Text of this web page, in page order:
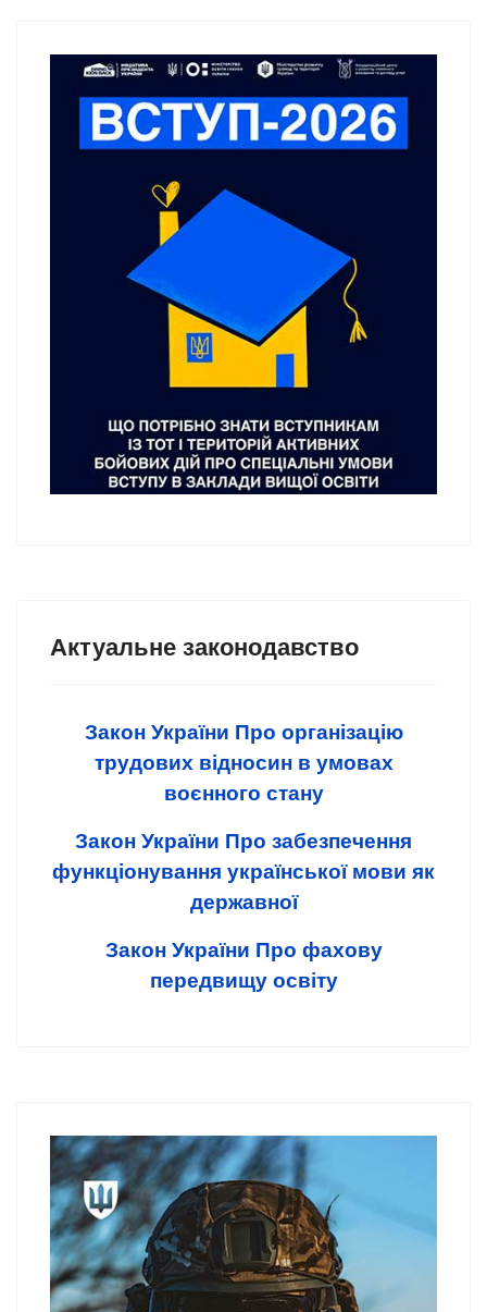
Актуальне законодавство
Закон України Про організацію
трудових відносин в умовах
воєнного стану
Закон України Про забезпечення
функціонування української мови як
державної
Закон України Про фахову
передвищу освіту